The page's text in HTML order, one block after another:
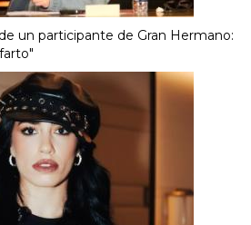
un participante de Gran Hermano: